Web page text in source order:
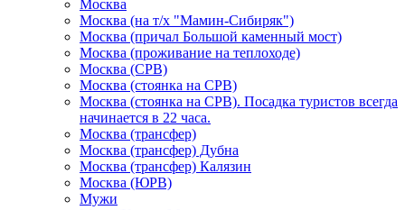
Москва
Москва (на т/х "Мамин-Сибиряк")
Москва (причал Большой каменный мост)
Москва (проживание на теплоходе)
Москва (СРВ)
Москва (стоянка на СРВ)
Москва (стоянка на СРВ). Посадка туристов всегда
начинается в 22 часа.
Москва (трансфер)
Москва (трансфер) Дубна
Москва (трансфер) Калязин
Москва (ЮРВ)
Мужи